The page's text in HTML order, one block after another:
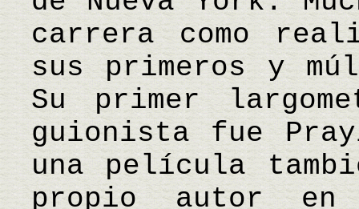
carrera como
sus primeros y
Su primer
guionista fue
una película
propio autor